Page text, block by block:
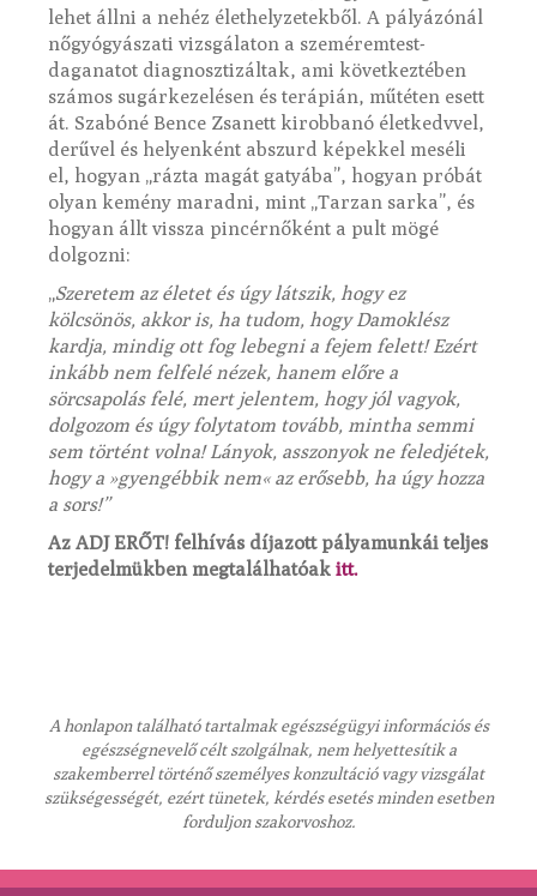
lehet állni a nehéz élethelyzetekből. A pályázónál
nőgyógyászati vizsgálaton a szeméremtest-
daganatot diagnosztizáltak, ami következtében
számos sugárkezelésen és terápián, műtéten esett
át. Szabóné Bence Zsanett kirobbanó életkedvvel,
derűvel és helyenként abszurd képekkel meséli
el, hogyan „rázta magát gatyába”, hogyan próbát
olyan kemény maradni, mint „Tarzan sarka”, és
hogyan állt vissza pincérnőként a pult mögé
dolgozni:
„Szeretem az életet és úgy látszik, hogy ez
kölcsönös, akkor is, ha tudom, hogy Damoklész
kardja, mindig ott fog lebegni a fejem felett! Ezért
inkább nem felfelé nézek, hanem előre a
sörcsapolás felé, mert jelentem, hogy jól vagyok,
dolgozom és úgy folytatom tovább, mintha semmi
sem történt volna! Lányok, asszonyok ne feledjétek,
hogy a »gyengébbik nem« az erősebb, ha úgy hozza
a sors!”
Az ADJ ERŐT! felhívás díjazott pályamunkái teljes
terjedelmükben megtalálhatóak itt.
A honlapon található tartalmak egészségügyi információs és
egészségnevelő célt szolgálnak, nem helyettesítik a
szakemberrel történő személyes konzultáció vagy vizsgálat
szükségességét, ezért tünetek, kérdés esetés minden esetben
forduljon szakorvoshoz.